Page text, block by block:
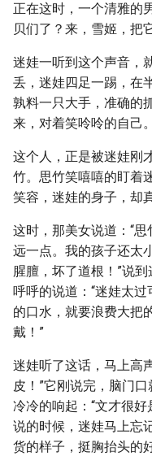
正在这时，一个清雅的
贝们了？来，雪姬，把
迷娃一听到这个声音，
丢，迷娃四足一踢，在
孰料一只大手，准确的
来，对着笑呤呤的自己。
这个人，正是被迷娃刚
竹。思竹笑嘻嘻的盯着
笑容，迷娃的身子，却
这时，那美女说道：“
远一点。我的孩子还太
腥膻，坏了道根！”说
呼呼的说道：“迷娃太
的口水，就要浪费大把
戴！”
迷娃听了这话，马上高
皮！”它刚说完，脑门
冷冷的响起：“文才很
说的时候，迷娃马上忘
货的样子，挺胸抬头的